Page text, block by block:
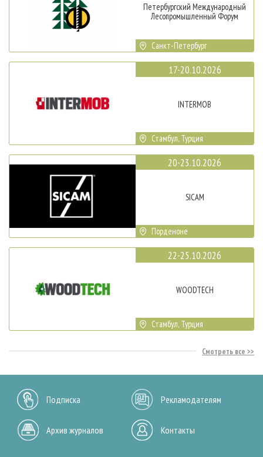
Петербургский Международный
Лесопромышленный Форум
Санкт-Петербург
17-20.10.2026
INTERMOB
Стамбул, Турция
20-23.10.2026
SICAM
Порденоне
22-25.10.2026
WOODTECH
Стамбул, Турция
Смотреть все
Подписка Рекламодателям
Архив журналов Контакты